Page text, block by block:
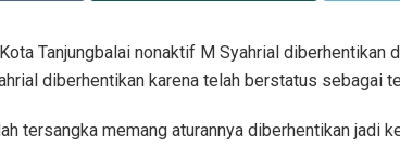
Tanjungbalai nonaktif M Syahrial diberhentikan
diberhentikan karena telah berstatus sebagai
tersangka memang aturannya diberhentikan jadi